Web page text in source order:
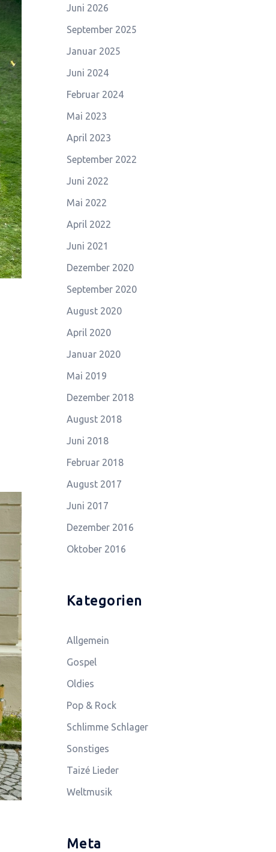
Juni 2026
September 2025
Januar 2025
Juni 2024
Februar 2024
Mai 2023
April 2023
September 2022
Juni 2022
Mai 2022
April 2022
Juni 2021
Dezember 2020
September 2020
August 2020
April 2020
Januar 2020
Mai 2019
Dezember 2018
August 2018
Juni 2018
Februar 2018
August 2017
Juni 2017
Dezember 2016
Oktober 2016
Kategorien
Allgemein
Gospel
Oldies
Pop & Rock
Schlimme Schlager
Sonstiges
Taizé Lieder
Weltmusik
Meta